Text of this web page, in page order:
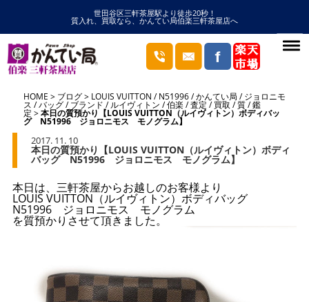
世田谷区三軒茶屋駅より徒歩20秒！
質入れ、買取なら、かんてい局伯楽三軒茶屋店へ
HOME ブログ LOUIS VUITTON /N51996/かんてい局 /ジョロニモ
ス /バッグ/ブランド /ルイヴィトン /伯楽/査定 /買取/質/鑑
定 本日の質預かり【LOUIS VUITTON（ルイヴィトン）ボディバッ
グ N51996 ジョロニモス モノグラム】
2017. 11. 10
本日の質預かり【LOUIS VUITTON（ルイヴィトン）ボディ
バッグ N51996 ジョロニモス モノグラム】
本日は、三軒茶屋からお越しのお客様より
LOUIS VUITTON（ルイヴィトン）ボディバッグ
N51996 ジョロニモス モノグラム
を質預かりさせて頂きました。